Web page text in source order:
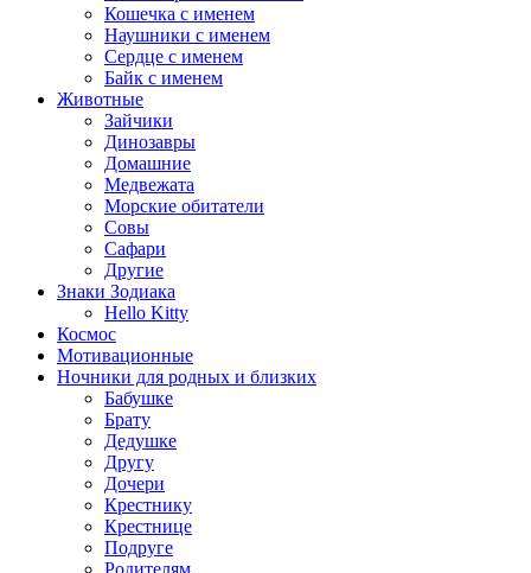
Кошечка с именем
Наушники с именем
Сердце с именем
Байк с именем
Животные
Зайчики
Динозавры
Домашние
Медвежата
Морские обитатели
Совы
Сафари
Другие
Знаки Зодиака
Hello Kitty
Космос
Мотивационные
Ночники для родных и близких
Бабушке
Брату
Дедушке
Другу
Дочери
Крестнику
Крестнице
Подруге
Родителям